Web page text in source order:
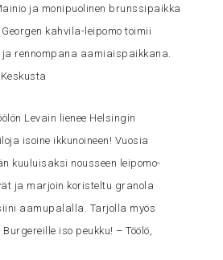
ja monipuolinen brunssipaikka
kahvila-leipomo toimii
rennompana aamiaispaikkana.
Keskusta
Levain lienee Helsingin
isoine ikkunoineen! Vuosia
kuuluisaksi nousseen leipomo-
ja marjoin koristeltu granola
aamupalalla. Tarjolla myös
iso peukku! – Töölö,